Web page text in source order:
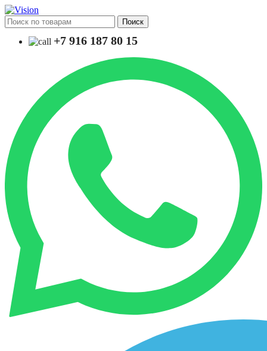
Поиск
+7 916 187 80 15